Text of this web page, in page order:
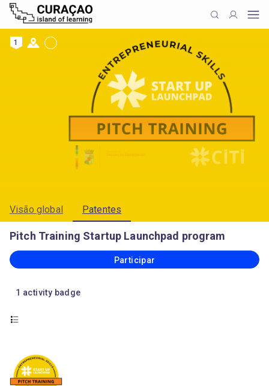
1
Visão global Patentes
Pitch Training Startup Launchpad program
Participar
1 activity badge